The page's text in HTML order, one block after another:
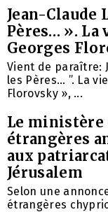
Jean-Claude
Pères… ». La
Georges
Vient de paraître:
les Pères… ”. La
Florovsky », ...
Le
étrangères
aux
Jérusalem
Selon une
étrangères